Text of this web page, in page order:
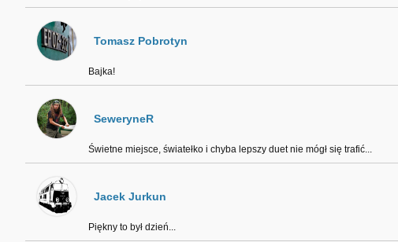
Tomasz Pobrotyn
Bajka!
SeweryneR
Świetne miejsce, światełko i chyba lepszy duet nie mógł się trafić...
Jacek Jurkun
Piękny to był dzień...